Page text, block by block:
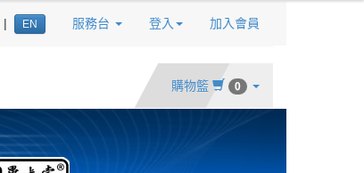
| EN 服務台 登入 加入會員
購物籃 0